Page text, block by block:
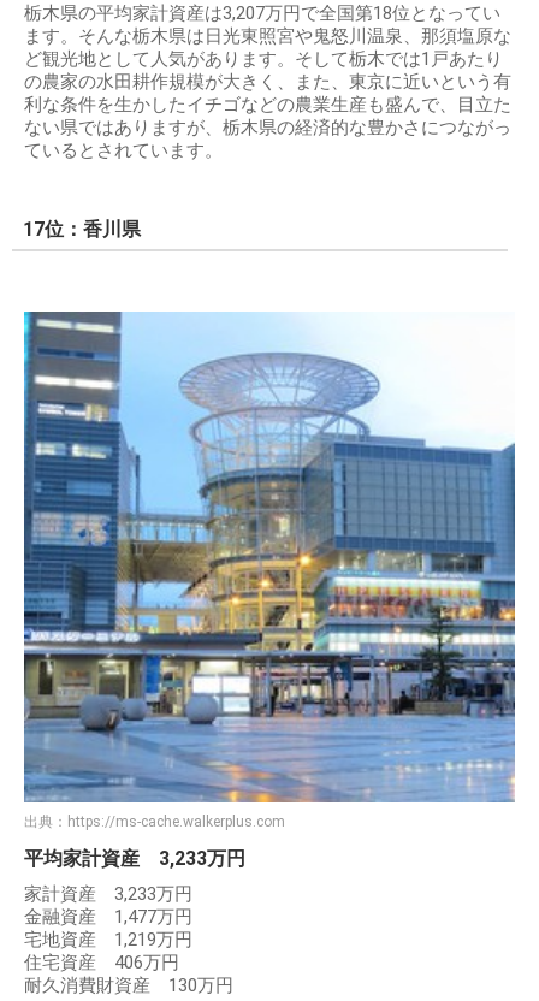
栃木県の平均家計資産は3,207万円で全国第18位となってい
ます。そんな栃木県は日光東照宮や鬼怒川温泉、那須塩原な
ど観光地として人気があります。そして栃木では1戸あたり
の農家の水田耕作規模が大きく、また、東京に近いという有
利な条件を生かしたイチゴなどの農業生産も盛んで、目立た
ない県ではありますが、栃木県の経済的な豊かさにつながっ
ているとされています。
17位：香川県
出典： https://ms-cache.walkerplus.com
平均家計資産 3,233万円
家計資産 3,233万円
金融資産 1,477万円
宅地資産 1,219万円
住宅資産 406万円
耐久消費財資産 130万円